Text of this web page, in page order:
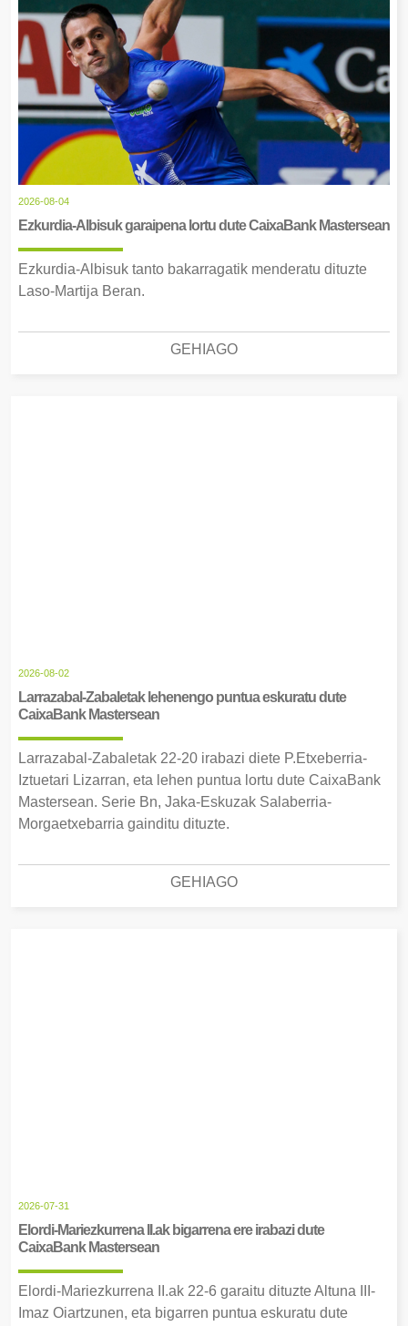
2026-08-04
Ezkurdia-Albisuk garaipena lortu dute CaixaBank Mastersean
Ezkurdia-Albisuk tanto bakarragatik menderatu dituzte
Laso-Martija Beran.
GEHIAGO
2026-08-02
Larrazabal-Zabaletak lehenengo puntua eskuratu dute
CaixaBank Mastersean
Larrazabal-Zabaletak 22-20 irabazi diete P.Etxeberria-
Iztuetari Lizarran, eta lehen puntua lortu dute CaixaBank
Mastersean. Serie Bn, Jaka-Eskuzak Salaberria-
Morgaetxebarria gainditu dituzte.
GEHIAGO
2026-07-31
Elordi-Mariezkurrena II.ak bigarrena ere irabazi dute
CaixaBank Mastersean
Elordi-Mariezkurrena II.ak 22-6 garaitu dituzte Altuna III-
Imaz Oiartzunen, eta bigarren puntua eskuratu dute